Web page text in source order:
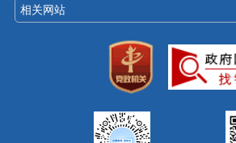
相关网站